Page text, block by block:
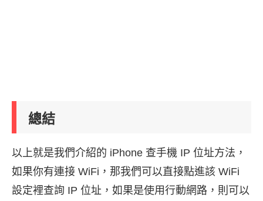
總結
以上就是我們介紹的 iPhone 查手機 IP 位址方法，
如果你有連接 WiFi，那我們可以直接點進該 WiFi
設定裡查詢 IP 位址，如果是使用行動網路，則可以